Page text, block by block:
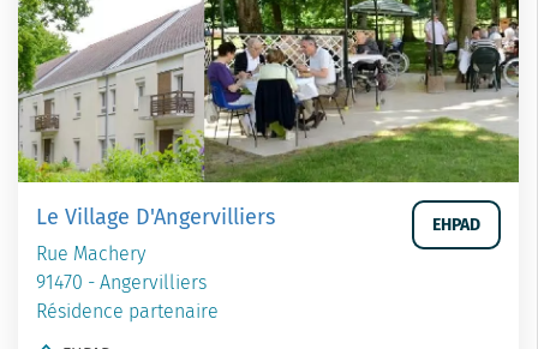
Le Village D'Angervilliers
Rue Machery
91470 - Angervilliers
Résidence partenaire
EHPAD